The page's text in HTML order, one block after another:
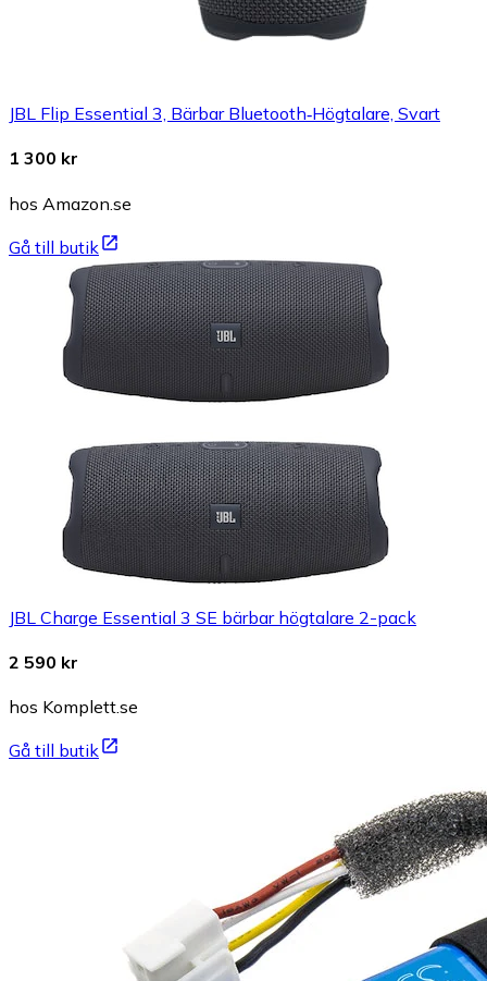
JBL Flip Essential 3, Bärbar Bluetooth‑Högtalare, Svart
1 300 kr
hos Amazon.se
Gå till butik
JBL Charge Essential 3 SE bärbar högtalare 2-pack
2 590 kr
hos Komplett.se
Gå till butik